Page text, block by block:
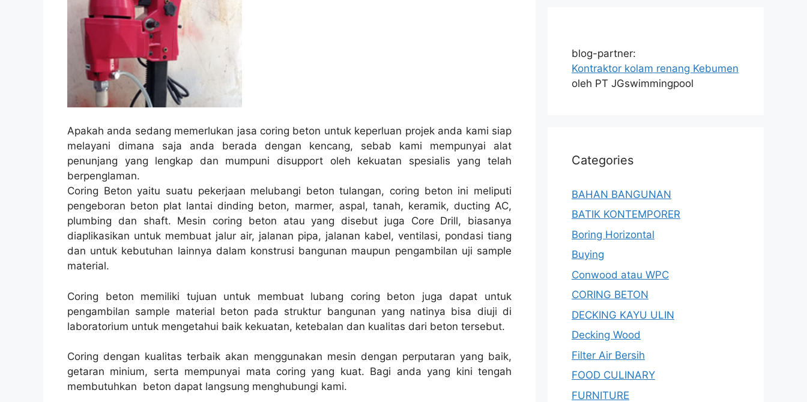
Apakah anda sedang memerlukan jasa coring beton untuk keperluan projek anda kami siap
melayani dimana saja anda berada dengan kencang, sebab kami mempunyai alat
penunjang yang lengkap dan mumpuni disupport oleh kekuatan spesialis yang telah
berpenglaman.
Coring Beton yaitu suatu pekerjaan melubangi beton tulangan, coring beton ini meliputi
pengeboran beton plat lantai dinding beton, marmer, aspal, tanah, keramik, ducting AC,
plumbing dan shaft. Mesin coring beton atau yang disebut juga Core Drill, biasanya
diaplikasikan untuk membuat jalur air, jalanan pipa, jalanan kabel, ventilasi, pondasi tiang
dan untuk kebutuhan lainnya dalam konstrusi bangunan maupun pengambilan uji sample
material.
Coring beton memiliki tujuan untuk membuat lubang coring beton juga dapat untuk
pengambilan sample material beton pada struktur bangunan yang natinya bisa diuji di
laboratorium untuk mengetahui baik kekuatan, ketebalan dan kualitas dari beton tersebut.
Coring dengan kualitas terbaik akan menggunakan mesin dengan perputaran yang baik,
getaran minium, serta mempunyai mata coring yang kuat. Bagi anda yang kini tengah
membutuhkan beton dapat langsung menghubungi kami.
blog-partner:
Kontraktor kolam renang Kebumen
oleh PT JGswimmingpool
Categories
BAHAN BANGUNAN
BATIK KONTEMPORER
Boring Horizontal
Buying
Conwood atau WPC
CORING BETON
DECKING KAYU ULIN
Decking Wood
Filter Air Bersih
FOOD CULINARY
FURNITURE